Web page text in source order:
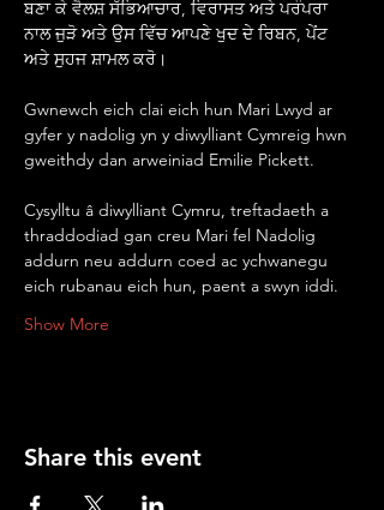
ਬਣਾ ਕੇ ਵੈਲਸ਼ ਸੱਭਿਆਚਾਰ, ਵਿਰਾਸਤ ਅਤੇ ਪਰੰਪਰਾ
ਨਾਲ ਜੁੜੋ ਅਤੇ ਉਸ ਵਿੱਚ ਆਪਣੇ ਖੁਦ ਦੇ ਰਿਬਨ, ਪੇਂਟ
ਅਤੇ ਸੁਹਜ ਸ਼ਾਮਲ ਕਰੋ।
Gwnewch eich clai eich hun Mari Lwyd ar
gyfer y nadolig yn y diwylliant Cymreig hwn
gweithdy dan arweiniad Emilie Pickett.
Cysylltu â diwylliant Cymru, treftadaeth a
thraddodiad gan creu Mari fel Nadolig
addurn neu addurn coed ac ychwanegu
eich rubanau eich hun, paent a swyn iddi.
Show More
Share this event